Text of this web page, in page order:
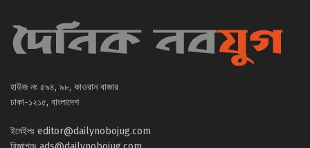
হাউজ নং ৫৯৪, ৯৮, কাওরান বাজার
ঢাকা-১২১৫, বাংলাদেশ
ইমেইলঃ editor@dailynobojug.com